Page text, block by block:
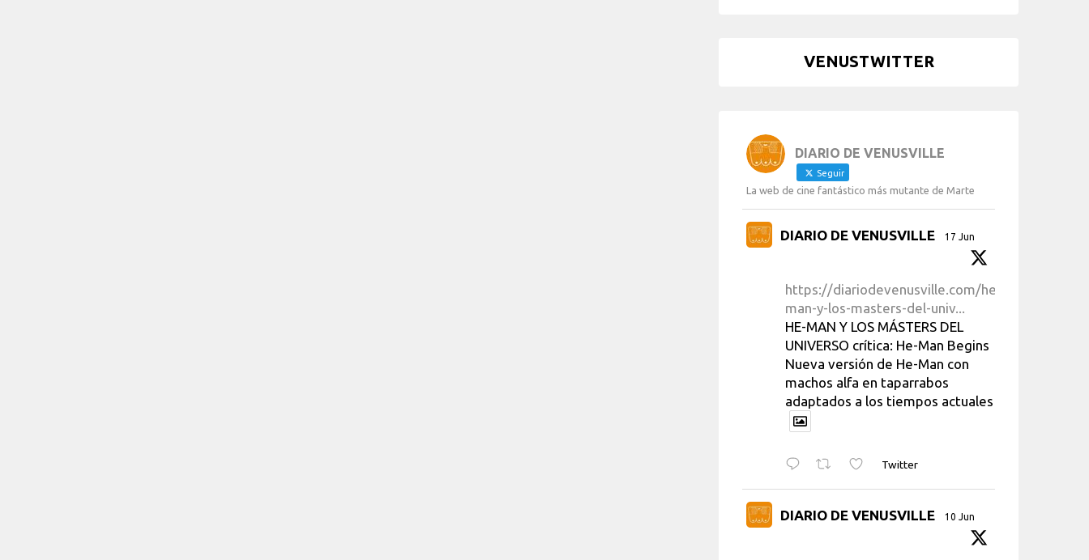
VENUSTWITTER
DIARIO DE VENUSVILLE
Seguir
La web de cine fantástico más mutante de Marte
DIARIO DE VENUSVILLE 17 Jun
https://diariodevenusville.com/he-
man-y-los-masters-del-univ...
HE-MAN Y LOS MÁSTERS DEL
UNIVERSO crítica: He-Man Begins
Nueva versión de He-Man con
machos alfa en taparrabos
adaptados a los tiempos actuales
Twitter
DIARIO DE VENUSVILLE 10 Jun